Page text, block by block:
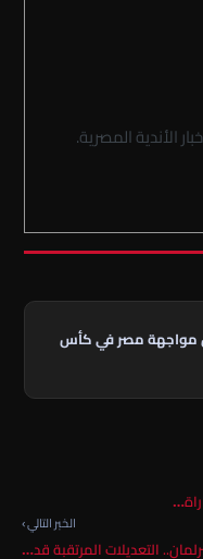
الأندية المصرية.
مواجهة مصر في كأس
الخبر التالي ›
التعديلات المرتقبة قد…